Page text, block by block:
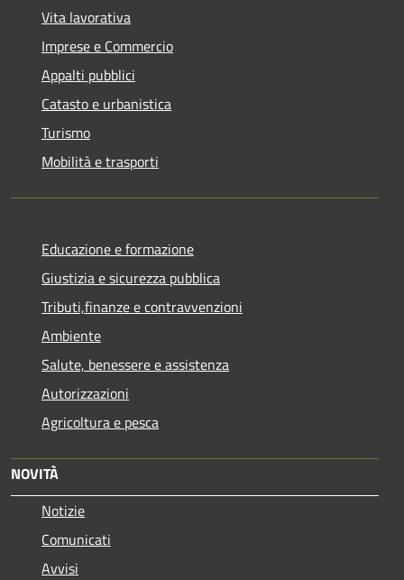
Vita lavorativa
Imprese e Commercio
Appalti pubblici
Catasto e urbanistica
Turismo
Mobilità e trasporti
Educazione e formazione
Giustizia e sicurezza pubblica
Tributi,finanze e contravvenzioni
Ambiente
Salute, benessere e assistenza
Autorizzazioni
Agricoltura e pesca
NOVITÀ
Notizie
Comunicati
Avvisi